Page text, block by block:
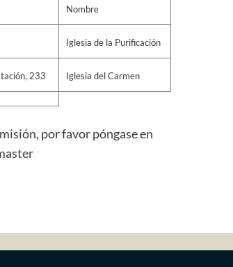
Nombre
Iglesia de la Purificación
233 Iglesia del Carmen
por favor póngase en